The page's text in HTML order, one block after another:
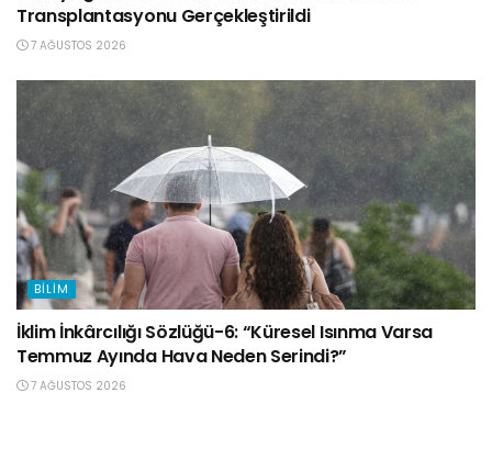
Transplantasyonu Gerçekleştirildi
7 AĞUSTOS 2026
BILIM
İklim İnkârcılığı Sözlüğü-6: “Küresel Isınma Varsa
Temmuz Ayında Hava Neden Serindi?”
7 AĞUSTOS 2026